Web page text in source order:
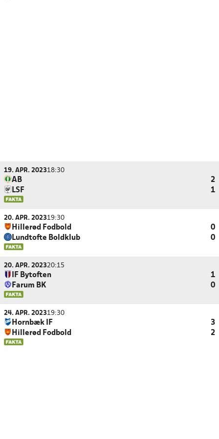
19. APR. 202318:30
AB
2
LSF
1
20. APR. 202319:30
Hillerød Fodbold
0
Lundtofte Boldklub
0
20. APR. 202320:15
IF Bytoften
1
Farum BK
0
24. APR. 202319:30
Hornbæk IF
3
Hillerød Fodbold
2